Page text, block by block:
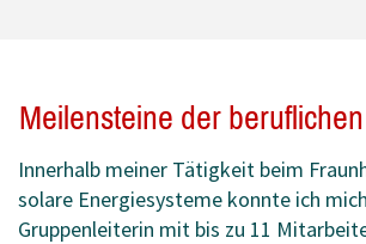
Meilensteine der
Innerhalb meiner Tätigkeit beim
solare Energiesysteme konnte ich
Gruppenleiterin mit bis zu 11